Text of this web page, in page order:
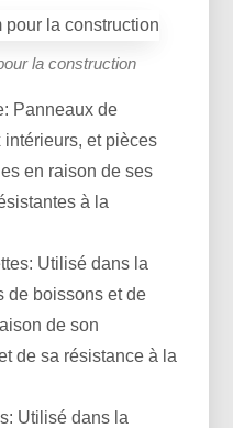
la construction
Panneaux de
et pièces
en raison de ses
à la
Utilisé dans la
de boissons et de
de son
de sa résistance à la
Utilisé dans la